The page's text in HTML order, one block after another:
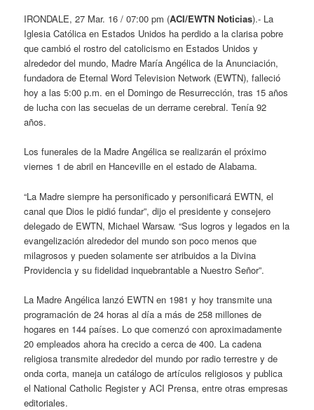
IRONDALE, 27 Mar. 16 / 07:00 pm (ACI/EWTN Noticias).- La
Iglesia Católica en Estados Unidos ha perdido a la clarisa pobre
que cambió el rostro del catolicismo en Estados Unidos y
alrededor del mundo, Madre María Angélica de la Anunciación,
fundadora de Eternal Word Television Network (EWTN), falleció
hoy a las 5:00 p.m. en el Domingo de Resurrección, tras 15 años
de lucha con las secuelas de un derrame cerebral. Tenía 92
años.
Los funerales de la Madre Angélica se realizarán el próximo
viernes 1 de abril en Hanceville en el estado de Alabama.
“La Madre siempre ha personificado y personificará EWTN, el
canal que Dios le pidió fundar”, dijo el presidente y consejero
delegado de EWTN, Michael Warsaw. “Sus logros y legados en la
evangelización alrededor del mundo son poco menos que
milagrosos y pueden solamente ser atribuidos a la Divina
Providencia y su fidelidad inquebrantable a Nuestro Señor”.
La Madre Angélica lanzó EWTN en 1981 y hoy transmite una
programación de 24 horas al día a más de 258 millones de
hogares en 144 países. Lo que comenzó con aproximadamente
20 empleados ahora ha crecido a cerca de 400. La cadena
religiosa transmite alrededor del mundo por radio terrestre y de
onda corta, maneja un catálogo de artículos religiosos y publica
el National Catholic Register y ACI Prensa, entre otras empresas
editoriales.